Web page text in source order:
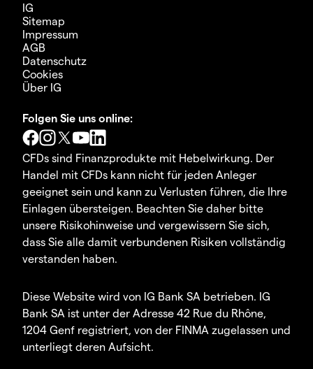
IG
Sitemap
Impressum
AGB
Datenschutz
Cookies
Über IG
Folgen Sie uns online:
CFDs sind Finanzprodukte mit Hebelwirkung. Der
Handel mit CFDs kann nicht für jeden Anleger
geeignet sein und kann zu Verlusten führen, die Ihre
Einlagen übersteigen. Beachten Sie daher bitte
unsere Risikohinweise und vergewissern Sie sich,
dass Sie alle damit verbundenen Risiken vollständig
verstanden haben.
Diese Website wird von IG Bank SA betrieben. IG
Bank SA ist unter der Adresse 42 Rue du Rhône,
1204 Genf registriert, von der FINMA zugelassen und
unterliegt deren Aufsicht.